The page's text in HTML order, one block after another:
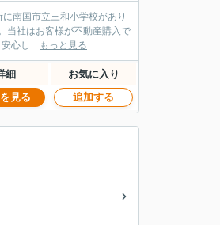
南国市立三和小学校があり
当社はお客様が不動産購入で
心し... もっと見る
細 お気に入り
見る 追加する